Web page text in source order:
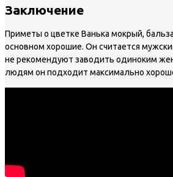
Заключение
Приметы о цветке Ванька мокрый,
основном хорошие. Он считается
не рекомендуют заводить одиноким
людям он подходит максимально